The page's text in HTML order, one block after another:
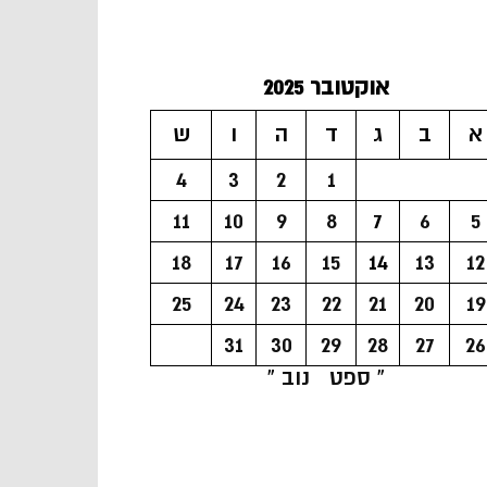
אוקטובר 2025
א
ב ג ד ה ו
ש
1
2
3
4
5
6
7
8
9
10
11
12
13
14
15
16
17
18
19
20
21
22
23
24
25
26
27
28
29
30
31
« ספט
נוב »